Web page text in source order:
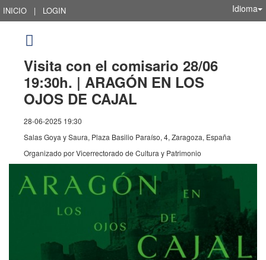
INICIO | LOGIN Idioma
Visita con el comisario 28/06
19:30h. | ARAGÓN EN LOS
OJOS DE CAJAL
28-06-2025 19:30
Salas Goya y Saura, Plaza Basilio Paraíso, 4, Zaragoza, España
Organizado porVicerrectorado de Cultura y Patrimonio